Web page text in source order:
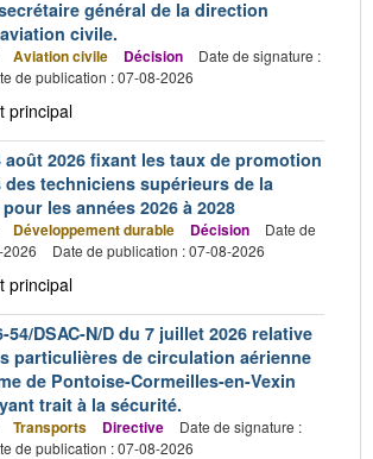
général de la direction
civile.
Aviation civile Décision
Date de signature :
de publication : 07-08-2026
principal
août 2026 fixant les taux de promotion
techniciens supérieurs de la
les années 2026 à 2028
Développement durable Décision
Date de
Date de publication : 07-08-2026
principal
54/DSAC-N/D du 7 juillet 2026 relative
particulières de circulation aérienne
de Pontoise-Cormeilles-en-Vexin
trait à la sécurité.
Transports Directive
Date de signature :
de publication : 07-08-2026